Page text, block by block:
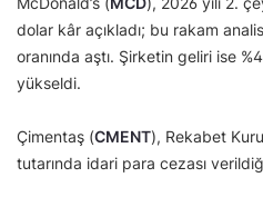
dolar kâr açıkladı; bu rakam
oranında aştı. Şirketin geliri ise
yükseldi.
Çimentaş (CMENT), Rekabet
tutarında idari para cezası